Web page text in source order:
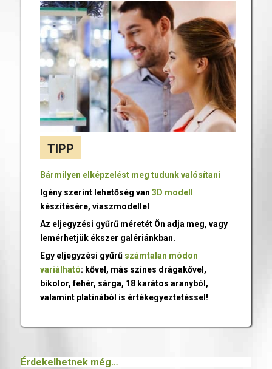
TIPP
Bármilyen elképzelést meg tudunk valósítani
Igény szerint lehetőség van 3D modell
készítésére, viaszmodellel
Az eljegyzési gyűrű méretét Ön adja meg, vagy
lemérhetjük ékszer galériánkban.
Egy eljegyzési gyűrű számtalan módon
variálható: kővel, más színes drágakővel,
bikolor, fehér, sárga, 18 karátos aranyból,
valamint platinából is értékegyeztetéssel!
Érdekelhetnek még…